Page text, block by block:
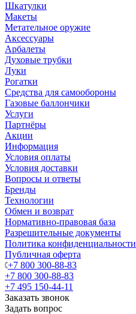
Шкатулки
Макеты
Метательное оружие
Аксессуары
Арбалеты
Духовые трубки
Луки
Рогатки
Средства для самообороны
Газовые баллончики
Услуги
Партнёры
Акции
Информация
Условия оплаты
Условия доставки
Вопросы и ответы
Бренды
Технологии
Обмен и возврат
Нормативно-правовая база
Разрешительные документы
Политика конфиденциальности
Публичная оферта
+7 800 300-88-83
+7 800 300-88-83
+7 495 150-44-11
Заказать звонок
Задать вопрос